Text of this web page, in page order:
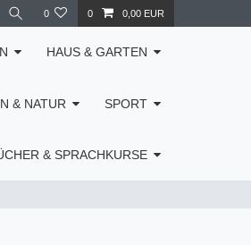
0 0 0,00 EUR
HAUS & GARTEN
& NATUR SPORT
& SPRACHKURSE